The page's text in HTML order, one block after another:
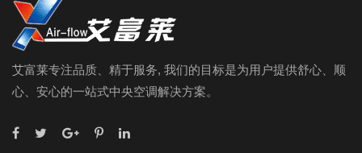
艾富莱专注品质、精于服务, 我们的目标是为用户提供舒心、顺
心、安心的一站式中央空调解决方案。